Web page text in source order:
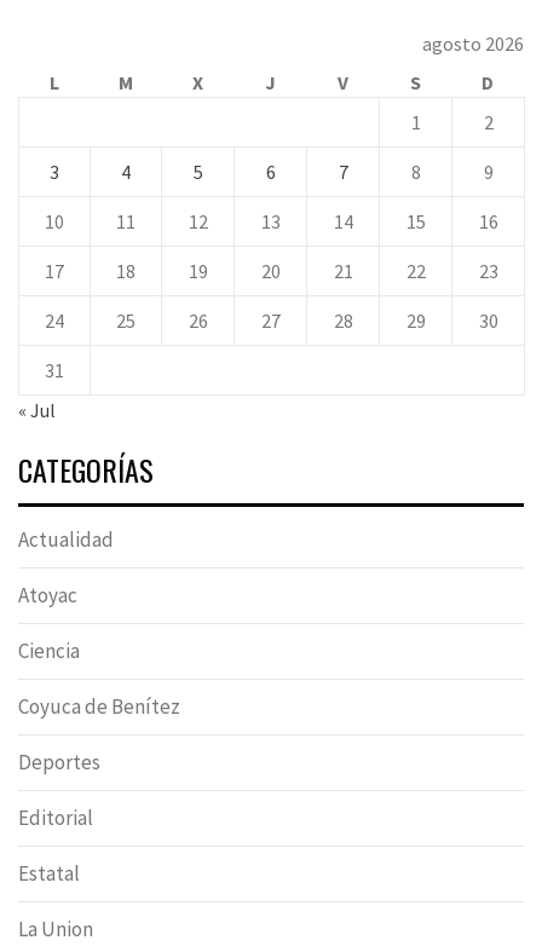
agosto 2026
L
M X J V S
D
1
2
3 4 5 6 7 8 9
10 11 12 13 14 15 16
17 18 19 20 21 22 23
24 25 26 27 28 29 30
31
« Jul
CATEGORÍAS
Actualidad
Atoyac
Ciencia
Coyuca de Benítez
Deportes
Editorial
Estatal
La Union